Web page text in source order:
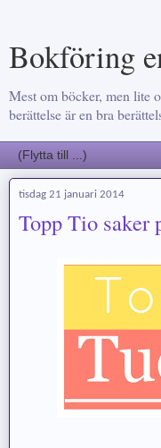
Bokföring
Mest om böcker, men lite
berättelse är en bra
tisdag 21 januari 2014
Topp Tio saker